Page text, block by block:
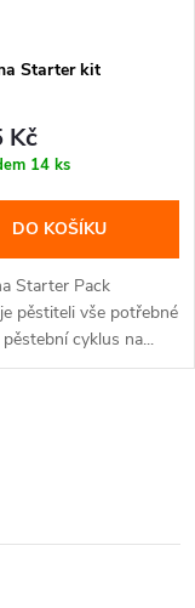
Starter kit
Kč
14 ks
DO KOŠÍKU
Starter Pack
pěstiteli vše potřebné
cyklus na...